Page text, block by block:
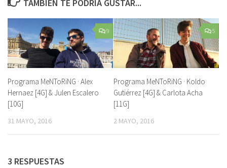
TAMBIÉN TE PODRÍA GUSTAR...
9
Programa MeNToRiNG · Alex
Hernaez [4G] & Julen Escalero
[10G]
31 MAYO, 2016
5
Programa MeNToRiNG · Koldo
Gutiérrez [4G] & Carlota Acha
[11G]
2 MAYO, 2016
3 RESPUESTAS